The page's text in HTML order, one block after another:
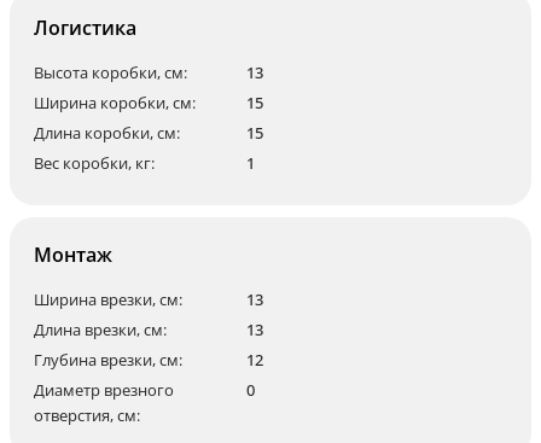
Логистика
Высота коробки, см:
13
Ширина коробки, см:
15
Длина коробки, см:
15
Вес коробки, кг:
1
Монтаж
Ширина врезки, см:
13
Длина врезки, см:
13
Глубина врезки, см:
12
Диаметр врезного
отверстия, см:
0